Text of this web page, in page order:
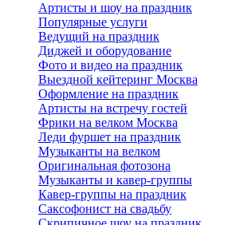
Артисты и шоу на праздник
Популярные услуги
Ведущий на праздник
Диджей и оборудование
Фото и видео на праздник
Выездной кейтеринг Москва
Оформление на праздник
Артисты на встречу гостей
Фрики на велком Москва
Леди фуршет на праздник
Музыканты на велком
Оригинальная фотозона
Музыканты и кавер-группы
Кавер-группы на праздник
Саксофонист на свадьбу